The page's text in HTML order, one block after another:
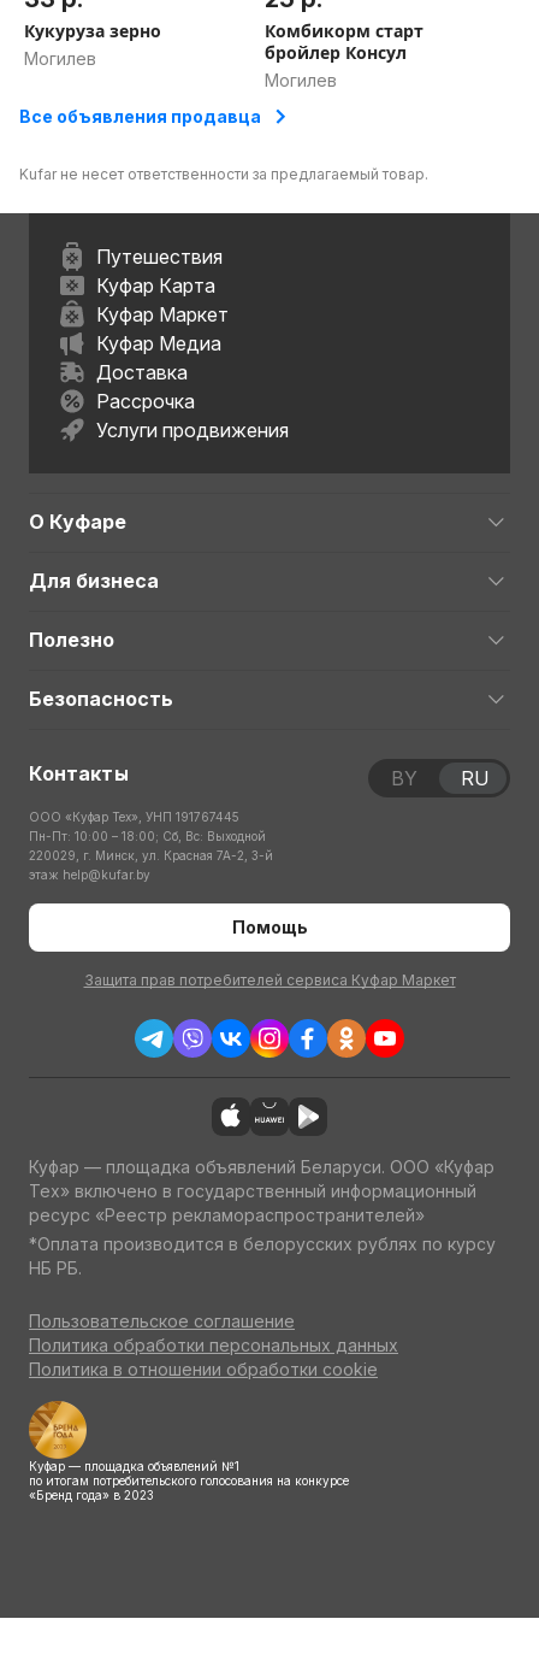
Кукуруза зерно
Могилев
Комбикорм старт
бройлер Консул
Могилев
Все объявления продавца
Kufar не несет ответственности за предлагаемый товар.
Путешествия
Куфар Карта
Куфар Маркет
Куфар Медиа
Доставка
Рассрочка
Услуги продвижения
О Куфаре
Для бизнеса
Полезно
Безопасность
Контакты
ООО «Куфар Тех», УНП 191767445
Пн-Пт: 10:00 – 18:00; Сб, Вс: Выходной
220029, г. Минск, ул. Красная 7А-2, 3-й
этаж help@kufar.by
Помощь
Защита прав потребителей сервиса Куфар Маркет
BY RU
Куфар — площадка объявлений Беларуси. ООО «Куфар
Тех» включено в государственный информационный
ресурс «Реестр рекламораспространителей»
*Оплата производится в белорусских рублях по курсу
НБ РБ.
Пользовательское соглашение
Политика обработки персональных данных
Политика в отношении обработки cookie
Куфар — площадка объявлений №1
по итогам потребительского голосования на конкурсе
«Бренд года» в 2023